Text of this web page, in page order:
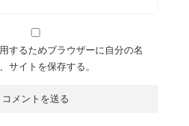
するためブラウザーに自分の名
サイトを保存する。